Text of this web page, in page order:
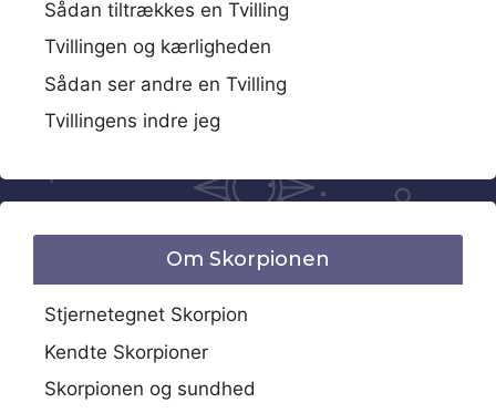
Sådan tiltrækkes en Tvilling
Tvillingen og kærligheden
Sådan ser andre en Tvilling
Tvillingens indre jeg
Om Skorpionen
Stjernetegnet Skorpion
Kendte Skorpioner
Skorpionen og sundhed